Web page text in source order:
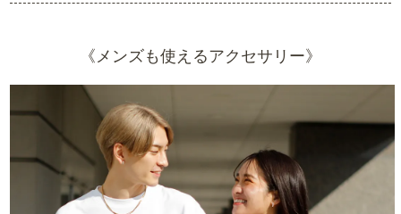
《メンズも使えるアクセサリー》